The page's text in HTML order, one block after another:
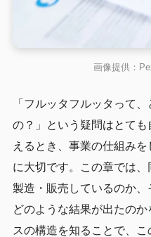
画像提供：
「フルッタフルッタって
の？」という疑問はとて
えるとき、事業の仕組み
に大切です。この章では
製造・販売しているのか
どのような結果が出たの
スの構造を知ることで、